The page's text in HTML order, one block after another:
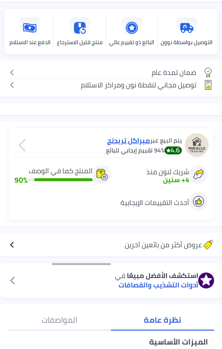
ذو تقييم عالي منتج قليل الاسترجاع الدفع عند الاستلام
نون ومراكز الاستلام
ميراكل تريدنج
إيجابي للبائع
المنتج كما في الوصف
90 %
الإيجابية
آخرين
مبيعًافي
المواصفات